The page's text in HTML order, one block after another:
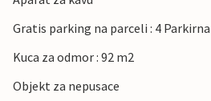
Gratis parking na parceli : 4
Kuca za odmor : 92 m2
Objekt za nepusace